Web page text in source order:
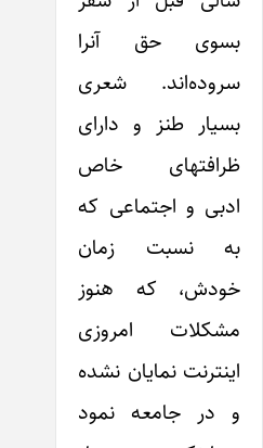
بسوی حق آنرا
سروده‌اند. شعری
بسیار طنز و دارای
ظرافتهای خاص
ادبی و اجتماعی که
به نسبت زمان
خودش، که هنوز
مشکلات امروزی
اینترنت نمایان نشده
و در جامعه نمود